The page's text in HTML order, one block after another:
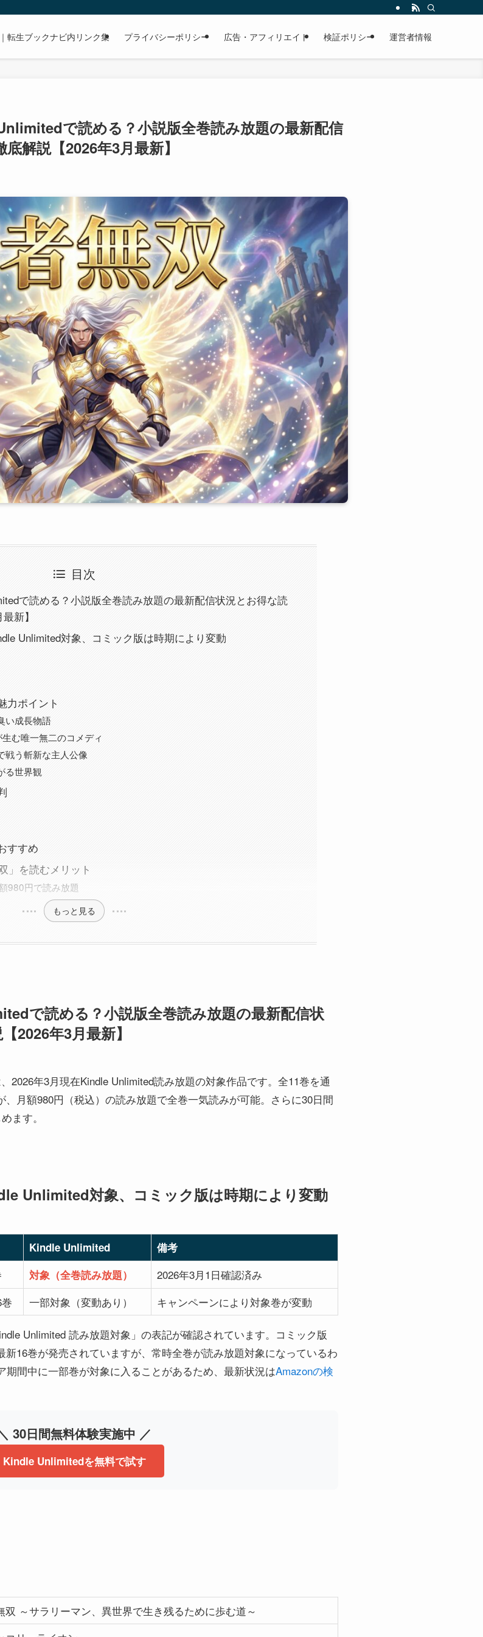
転生ブックナビ内リンク集 プライバシーポリシー 広告・アフィリエイト 検証ポリシー 運営者情報
で読める？小説版全巻読み放題の最新配信
解説【2026年3月最新】
目次
で読める？小説版全巻読み放題の最新配信状況とお得な読
新】
Unlimited対象、コミック版は時期により変動
力ポイント
い成長物語
む唯一無二のコメディ
戦う斬新な主人公像
る世界観
すすめ
」を読むメリット
980円で読み放題
もっと見る
で読める？小説版全巻読み放題の最新配信状
2026年3月最新】
2026年3月現在Kindle Unlimited読み放題の対象作品です。全11巻を通
月額980円（税込）の読み放題で全巻一気読みが可能。さらに30日間
ます。
Unlimited対象、コミック版は時期により変動
Kindle Unlimited 備考
対象（全巻読み放題）
2026年3月1日確認済み
一部対象（変動あり） キャンペーンにより対象巻が変動
Unlimited 読み放題対象」の表記が確認されています。コミック版
新16巻が発売されていますが、常時全巻が読み放題対象になっているわ
間中に一部巻が対象に入ることがあるため、最新状況はAmazonの検
30日間無料体験実施中 ／
Kindle Unlimitedを無料で試す
双 ～サラリーマン、異世界で生き残るために歩む道～